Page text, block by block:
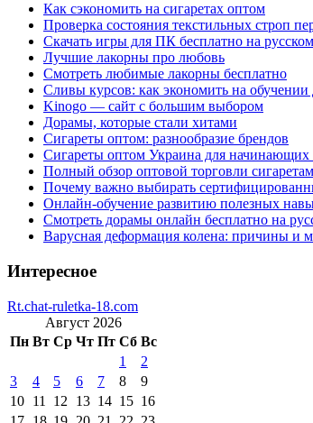
Как сэкономить на сигаретах оптом
Проверка состояния текстильных строп
Скачать игры для ПК бесплатно на
Лучшие лакорны про любовь
Смотреть любимые лакорны бесплатно
Сливы курсов: как экономить на обучении
Kinogo — сайт с большим выбором
Дорамы, которые стали хитами
Сигареты оптом: разнообразие брендов
Сигареты оптом Украина для начинающих
Полный обзор оптовой торговли
Почему важно выбирать
Онлайн-обучение развитию полезных
Смотреть дорамы онлайн бесплатно на
Варусная деформация колена: причины и
Интересное
Rt.chat-ruletka-18.com
Август 2026
Пн Вт Ср Чт Пт Сб Вс
1
2
3
4 5 6 7 8
9
10 11 12 13 14 15 16